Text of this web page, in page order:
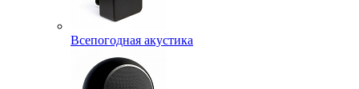
Всепогодная акустика